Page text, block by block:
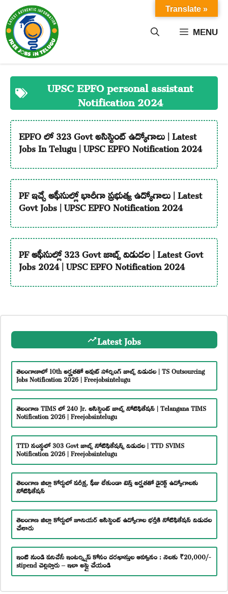
content MENU
UPSC EPFO personal assistant
Notification 2024
EPFO లో 323 Govt అసిస్టెంట్ ఉద్యోగాలు | Latest
Jobs In Telugu | UPSC EPFO Notification 2024
PF ఇచ్చే ఆఫీసుల్లో భారీగా ప్రభుత్వ ఉద్యోగాలు | Latest
Govt Jobs | UPSC EPFO Notification 2024
PF ఆఫీసుల్లో 323 Govt జాబ్స్ విడుదల | Latest Govt
Jobs 2024 | UPSC EPFO Notification 2024
Latest Jobs
తెలంగాణాలో 10th అర్హతతో అవుట్ సోర్సింగ్ జాబ్స్ విడుదల | TS Outsourcing
Jobs Notification 2026 | Freejobsintelugu
తెలంగాణ TIMS లో 240 Jr. అసిస్టెంట్ జాబ్స్ నోటిఫికేషన్ | Telangana TIMS
Notification 2026 | Freejobsintelugu
TTD సంస్థలో 303 Govt జాబ్స్ నోటిఫికేషన్స్ విడుదల | TTD SVIMS
Notification 2026 | Freejobsintelugu
తెలంగాణ జిల్లా కోర్టులో పరీక్ష, ఫీజు లేకుండా టెన్త్ అర్హతతో డైరెక్ట్ ఉద్యోగాలకు
నోటిఫికేషన్
తెలంగాణ జిల్లా కోర్టులో జూనియర్ అసిస్టెంట్ ఉద్యోగాల భర్తీకి నోటిఫికేషన్ విడుదల
చేశారు
ఇంటి నుండి పనిచేసే ఇంటర్న్షిప్ కోసం దరఖాస్తుల ఆహ్వానం : నెలకు ₹20,000/-
stipend చెల్లిస్తారు – ఇలా అప్లై చేయండి
Translate »